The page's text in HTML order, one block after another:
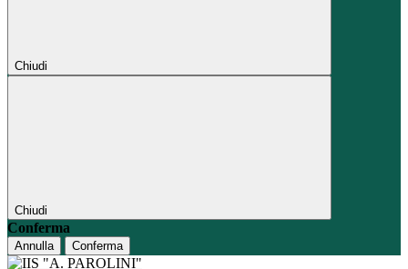
Chiudi
Chiudi
Conferma
Annulla Conferma